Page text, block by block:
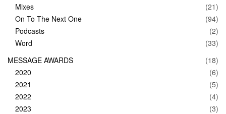
Mixes
(21)
On To The Next One
(94)
Podcasts
(2)
Word
(33)
MESSAGE AWARDS
(18)
2020
(6)
2021
(5)
2022
(4)
2023
(3)